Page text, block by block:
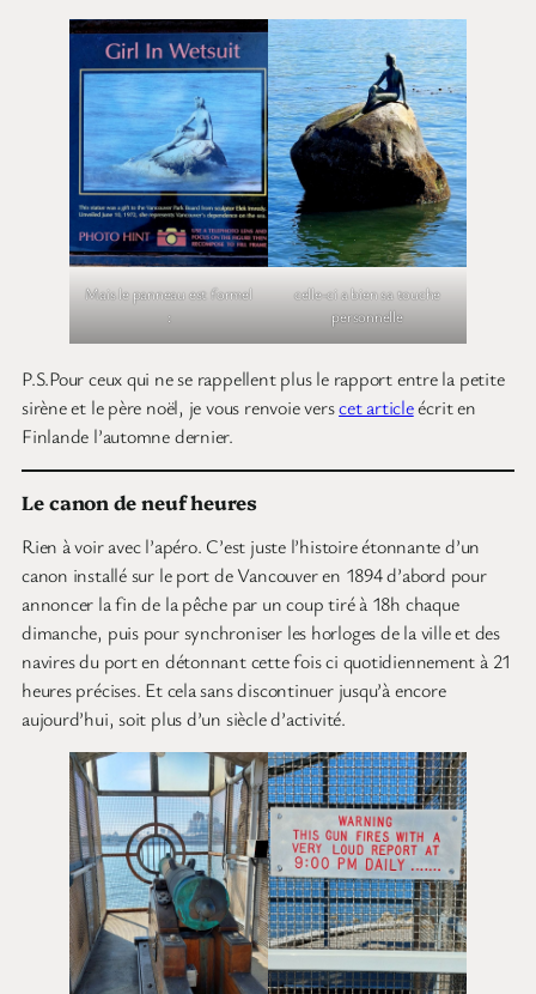
Mais le panneau est formel
:
celle-ci a bien sa touche
personnelle
P.S.Pour ceux qui ne se rappellent plus le rapport entre la petite
sirène et le père noël, je vous renvoie verscet articleécrit en
Finlande l’automne dernier.
Le canon de neuf heures
Rien à voir avec l’apéro. C’est juste l’histoire étonnante d’un
canon installé sur le port de Vancouver en 1894 d’abord pour
annoncer la fin de la pêche par un coup tiré à 18h chaque
dimanche, puis pour synchroniser les horloges de la ville et des
navires du port en détonnant cette fois ci quotidiennement à 21
heures précises. Et cela sans discontinuer jusqu’à encore
aujourd’hui, soit plus d’un siècle d’activité.